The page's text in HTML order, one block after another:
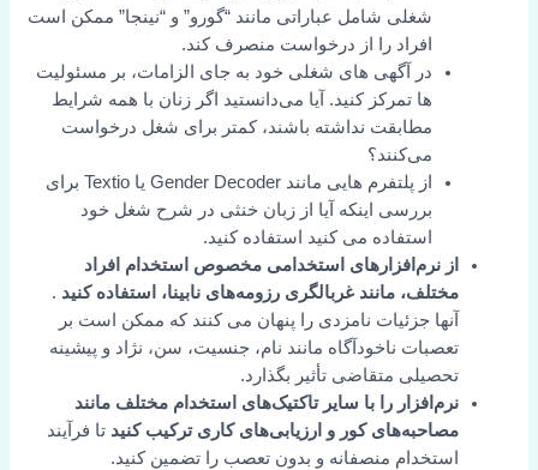
شغلی شامل عباراتی مانند “گورو” و “نینجا” ممکن است
افراد را از درخواست منصرف کند.
در آگهی های شغلی خود به جای الزامات، بر مسئولیت
ها تمرکز کنید. آیا می‌دانستید اگر زنان با همه شرایط
مطابقت نداشته باشند، کمتر برای شغل درخواست
می‌کنند؟
از پلتفرم هایی مانند Gender Decoder یا Textio برای
بررسی اینکه آیا از زبان خنثی در شرح شغل خود
استفاده می کنید استفاده کنید.
از نرم‌افزارهای استخدامی مخصوص استخدام افراد
مختلف، مانند غربالگری رزومه‌های نابینا، استفاده کنید .
آنها جزئیات نامزدی را پنهان می کنند که ممکن است بر
تعصبات ناخودآگاه مانند نام، جنسیت، سن، نژاد و پیشینه
تحصیلی متقاضی تأثیر بگذارد.
نرم‌افزار را با سایر تاکتیک‌های استخدام مختلف مانند
مصاحبه‌های کور و ارزیابی‌های کاری ترکیب کنید تا فرآیند
استخدام منصفانه و بدون تعصب را تضمین کنید.